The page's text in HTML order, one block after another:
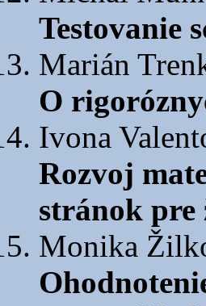
Testovanie
Marián
O
Ivona
Rozvoj
stránok pre
Monika